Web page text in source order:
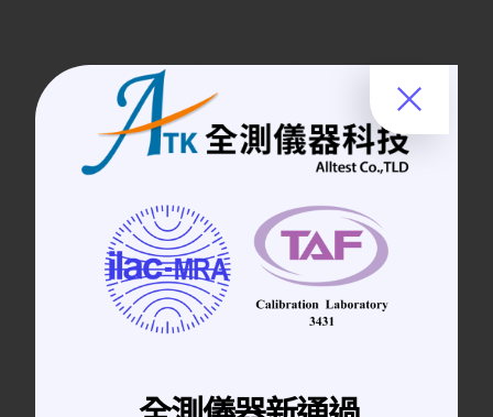
手動隔離箱 掀蓋式隔離箱